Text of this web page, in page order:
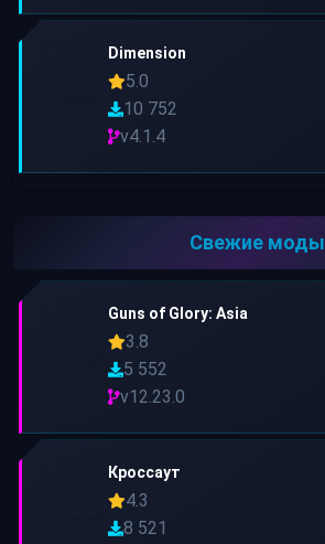
Dimension
5.0
10 752
v4.1.4
Свежие моды
Guns of Glory: Asia
3.8
5 552
v12.23.0
Кроссаут
4.3
8 521